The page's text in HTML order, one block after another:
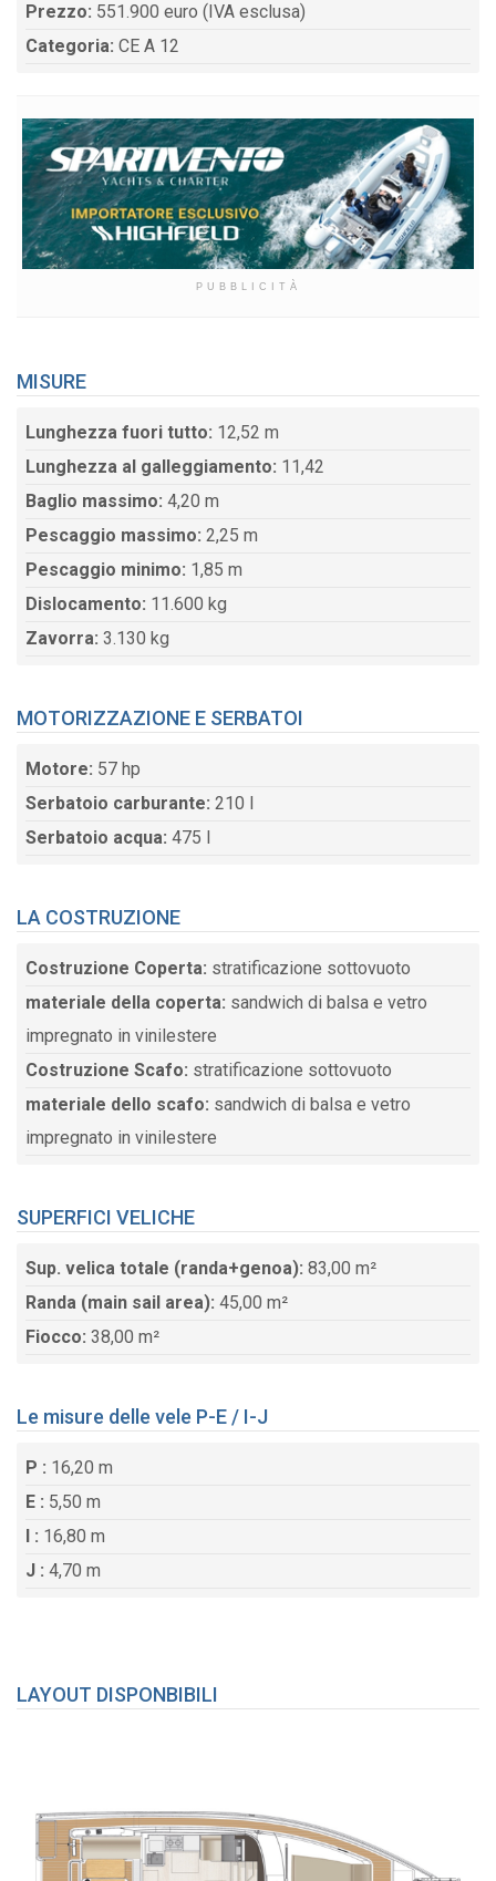
Prezzo: 551.900 euro (IVA esclusa)
Categoria: CE A 12
PUBBLICITÀ
MISURE
Lunghezza fuori tutto: 12,52 m
Lunghezza al galleggiamento: 11,42
Baglio massimo: 4,20 m
Pescaggio massimo: 2,25 m
Pescaggio minimo: 1,85 m
Dislocamento: 11.600 kg
Zavorra: 3.130 kg
MOTORIZZAZIONE E SERBATOI
Motore: 57 hp
Serbatoio carburante: 210 l
Serbatoio acqua: 475 l
LA COSTRUZIONE
Costruzione Coperta: stratificazione sottovuoto
materiale della coperta: sandwich di balsa e vetro
impregnato in vinilestere
Costruzione Scafo: stratificazione sottovuoto
materiale dello scafo: sandwich di balsa e vetro
impregnato in vinilestere
SUPERFICI VELICHE
Sup. velica totale (randa+genoa): 83,00 m²
Randa (main sail area): 45,00 m²
Fiocco: 38,00 m²
Le misure delle vele P-E / I-J
P : 16,20 m
E : 5,50 m
I : 16,80 m
J : 4,70 m
LAYOUT DISPONBIBILI